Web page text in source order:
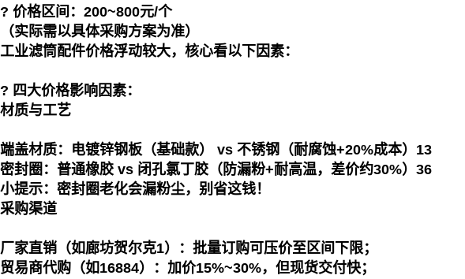
? 价格区间：200~800元/个
（实际需以具体采购方案为准）
工业滤筒配件价格浮动较大，核心看以下因素：
? 四大价格影响因素：
材质与工艺
端盖材质：电镀锌钢板（基础款） vs 不锈钢（耐腐蚀+20%成本）13
密封圈：普通橡胶 vs 闭孔氯丁胶（防漏粉+耐高温，差价约30%）36
小提示：密封圈老化会漏粉尘，别省这钱！
采购渠道
厂家直销（如廊坊贺尔克1）：批量订购可压价至区间下限；
贸易商代购（如16884）：加价15%~30%，但现货交付快；